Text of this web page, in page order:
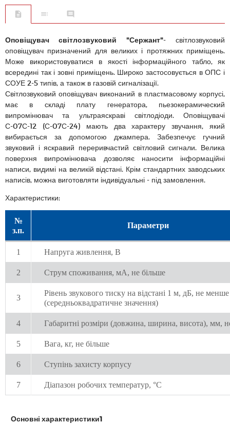
Оповіщувач світлозвуковий "Сержант"- світлозвуковий
оповіщувач призначений для великих і протяжних приміщень.
Може використовуватися в якості інформаційного табло, як
всередині так і зовні приміщень. Широко застосовується в ОПС і
СОУЕ 2-5 типів, а також в газовій сигналізації.
Світлозвуковий оповіщувач виконаний в пластмасовому корпусі,
має в складі плату генератора, пьезокерамический
випромінювач та ультраяскраві світлодіоди. Оповіщувачі
С-07С-12 (С-07С-24) мають два характеру звучання, який
вибирається за допомогою джампера. Забезпечує гучний
звуковий і яскравий переривчастий світловий сигнали. Велика
поверхня випромінювача дозволяє наносити інформаційні
написи, видимі на великій відстані. Крім стандартних заводських
написів, можна виготовляти індивідуальні - під замовлення.
Характеристики:
№
з.п.
Параметри
1 Напруга живлення, В
2 Струм споживання, мА, не більше
3
Рівень звукового тиску на відстані 1 м, дБ, не менше
(середньоквадратичне значення)
4 Габаритні розміри (довжина, ширина, висота), мм,
5 Вага, кг, не більше
6 Ступінь захисту корпусу
7 Діапазон робочих температур, °С
Основні характеристики1